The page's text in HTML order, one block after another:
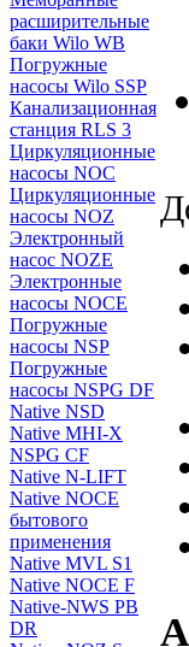
расширительные
баки Wilo WB
Погружные
насосы Wilo SSP
Канализационная
станция RLS 3
Циркуляционные
насосы NOC
Циркуляционные
насосы NOZ
Электронный
насос NOZE
Электронные
насосы NOCE
Погружные
насосы NSP
Погружные
насосы NSPG DF
Native NSD
Native MHI-X
NSPG CF
Native N-LIFT
Native NOCE
бытового
применения
Native MVL S1
Native NOCE F
Native-NWS PB
DR